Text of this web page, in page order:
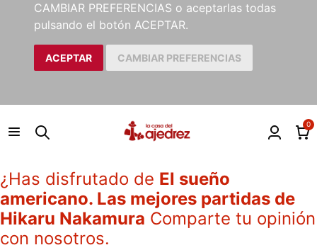
CAMBIAR PREFERENCIAS o aceptarlas todas
pulsando el botón ACEPTAR.
ACEPTAR CAMBIAR PREFERENCIAS
0
¿Has disfrutado de El sueño
americano. Las mejores partidas de
Hikaru Nakamura Comparte tu opinión
con nosotros.